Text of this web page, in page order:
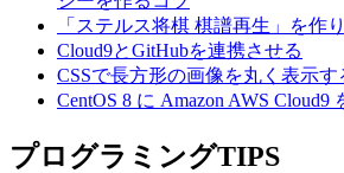
「ステルス将棋 棋譜再生」を作
Cloud9とGitHubを連携させる
CSSで長方形の画像を丸く表示す
CentOS 8 に Amazon AWS Cloud9
プログラミングTIPS